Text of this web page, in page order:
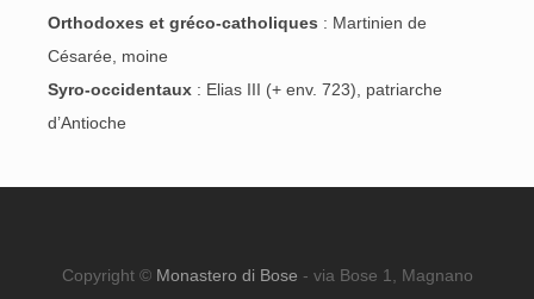
Orthodoxes et gréco-catholiques : Martinien de
Césarée, moine
Syro-occidentaux : Elias III (+ env. 723), patriarche
d’Antioche
Copyright © Monastero di Bose - via Bose 1, Magnano